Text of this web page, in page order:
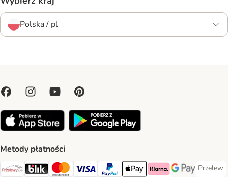
Polska / pl
Metody płatności
Przelewy24 Payment Method
Blik Payment Method
MasterCard Payment Method
Visa Payment Method
PayPal Payment Method
Apple Pay Payment Method
Klarna Payment Method
Google Pay
Przelew
Przelew